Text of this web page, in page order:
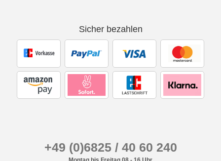
Sicher bezahlen
+49 (0)6825 / 40 60 240